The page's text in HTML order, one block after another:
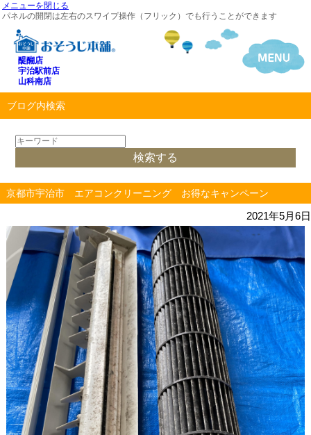
メニューを閉じる
パネルの開閉は左右のスワイプ操作（フリック）でも行うことができます
醍醐店
宇治駅前店
山科南店
ブログ内検索
京都市宇治市 エアコンクリーニング お得なキャンペーン
2021年5月6日